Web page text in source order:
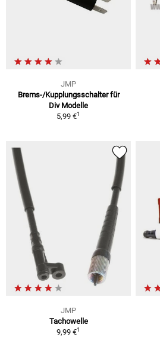
JMP
Brems-/Kupplungsschalter für
Div Modelle
5,99 €1
JMP
Tachowelle
9,99 €1